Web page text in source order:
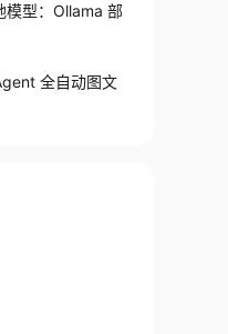
型：Ollama 部
全自动图文